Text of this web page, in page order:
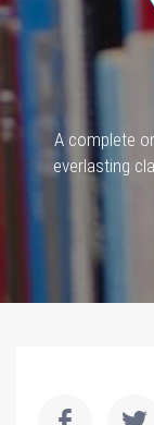
A complete
everlasting